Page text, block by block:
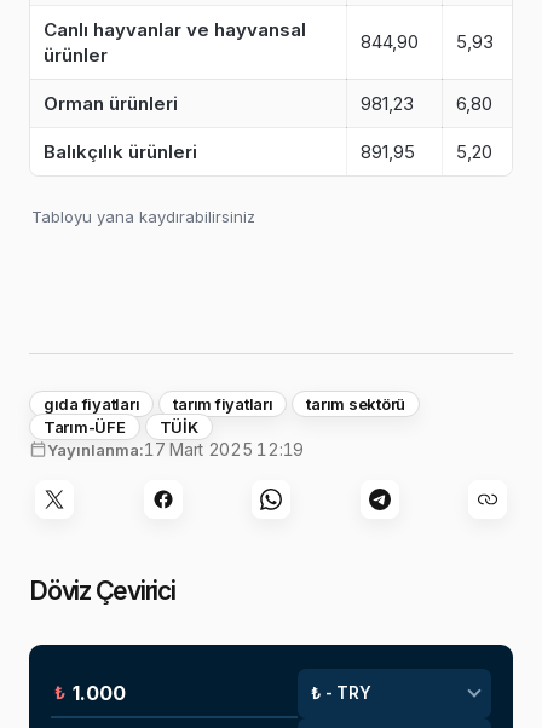
Canlı hayvanlar ve hayvansal
ürünler
844,90 5,93
Orman ürünleri 981,23 6,80
Balıkçılık ürünleri 891,95 5,20
Tabloyu yana kaydırabilirsiniz
gıda fiyatları tarım fiyatları
tarım sektörü
Tarım-ÜFE
TÜİK
Yayınlanma:17 Mart 2025 12:19
Döviz Çevirici
₺